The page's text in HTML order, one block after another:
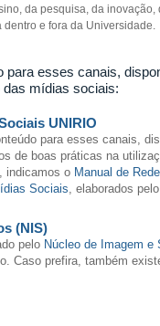
da pesquisa, da
e fora da Universidade.
para esses canais,
mídias sociais:
UNIRIO
para esses canais,
de boas práticas na
indicamos o Manual de
Sociais , elaborados
(NIS)
pelo Núcleo de Imagem e
Caso prefira, também